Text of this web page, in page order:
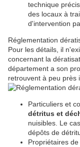
technique
des locaux à
d'intervention
Réglementation
Pour les détails, il
concernant la
département a son
retrouvent à peu près
Particuliers et
détritus et
nuisibles. Le
dépôts de
Propriétaires